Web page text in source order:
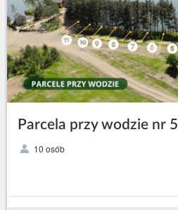
Parcela przy wodzie nr 5
10 osób